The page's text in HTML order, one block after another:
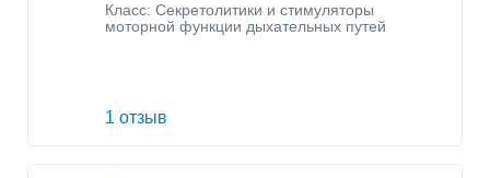
Класс: Секретолитики и стимуляторы
моторной функции дыхательных путей
1 отзыв